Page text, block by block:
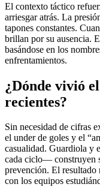
El contexto táctico
arriesgar atrás. La
tapones constantes.
brillan por su ausencia.
basándose en los
enfrentamientos.
¿Dónde vivió
recientes?
Sin necesidad de cifras
el under de goles y el
casualidad. Guardiola y
cada ciclo— construyen
prevención. El resultado
con los equipos